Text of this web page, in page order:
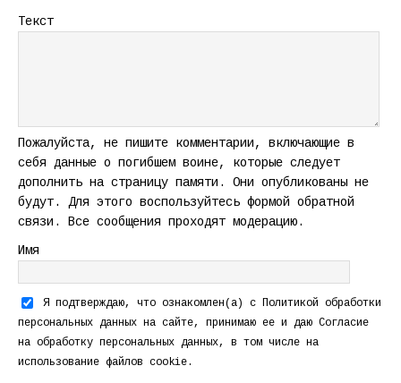
Текст
Пожалуйста, не пишите комментарии, включающие в
себя данные о погибшем воине, которые следует
дополнить на страницу памяти. Они опубликованы не
будут. Для этого воспользуйтесь формой обратной
связи. Все сообщения проходят модерацию.
Имя
Я подтверждаю, что ознакомлен(а) с Политикой обработки
персональных данных на сайте, принимаю ее и даю Согласие
на обработку персональных данных, в том числе на
использование файлов cookie.